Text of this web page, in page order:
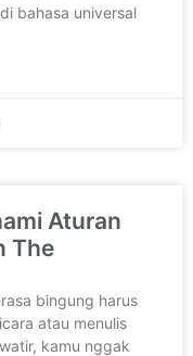
bahasa universal
Aturan
The
bingung harus
atau menulis
kamu nggak